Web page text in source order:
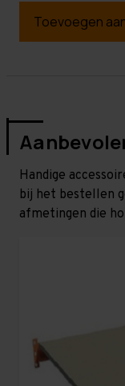
Toevoegen
Handige
bij het bestellen
afmetingen die